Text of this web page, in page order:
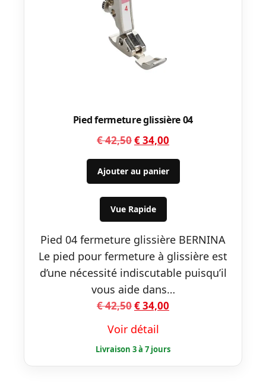
Pied fermeture glissière 04
€42,50Le
prix
initial
était :
€ 42,50.
€34,00
prix
actuel
est :
Ajouter au panier
Vue Rapide
Pied 04 fermeture glissière BERNINA
Le pied pour fermeture à glissière est
d’une nécessité indiscutable puisqu’il
vous aide dans…
€42,50Le
initial
était :
€ 42,50.
€34,00
est :
€ 34,00.
Voir détail